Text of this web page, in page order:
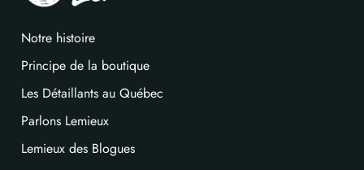
Notre histoire
Principe de la boutique
Les Détaillants au Québec
Parlons Lemieux
Lemieux des Blogues